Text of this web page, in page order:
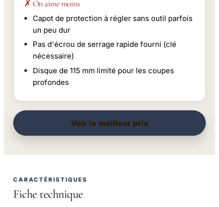
✗ On aime moins
Capot de protection à régler sans outil parfois
un peu dur
Pas d'écrou de serrage rapide fourni (clé
nécessaire)
Disque de 115 mm limité pour les coupes
profondes
Voir le meilleur prix
CARACTÉRISTIQUES
Fiche technique